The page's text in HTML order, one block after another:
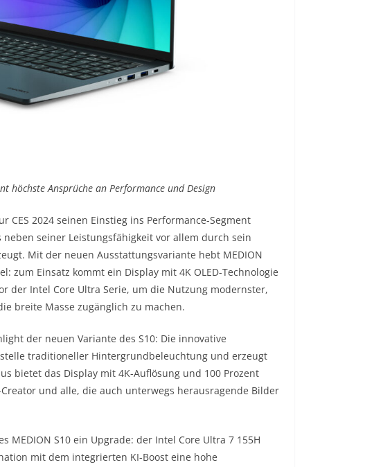
höchste Ansprüche an Performance und Design
CES 2024 seinen Einstieg ins Performance-Segment
seiner Leistungsfähigkeit vor allem durch sein
Mit der neuen Ausstattungsvariante hebt MEDION
zum Einsatz kommt ein Display mit 4K OLED-Technologie
der Intel Core Ultra Serie, um die Nutzung modernster,
breite Masse zugänglich zu machen.
der neuen Variante des S10: Die innovative
traditioneller Hintergrundbeleuchtung und erzeugt
bietet das Display mit 4K-Auflösung und 100 Prozent
und alle, die auch unterwegs herausragende Bilder
MEDION S10 ein Upgrade: der Intel Core Ultra 7 155H
mit dem integrierten KI-Boost eine hohe